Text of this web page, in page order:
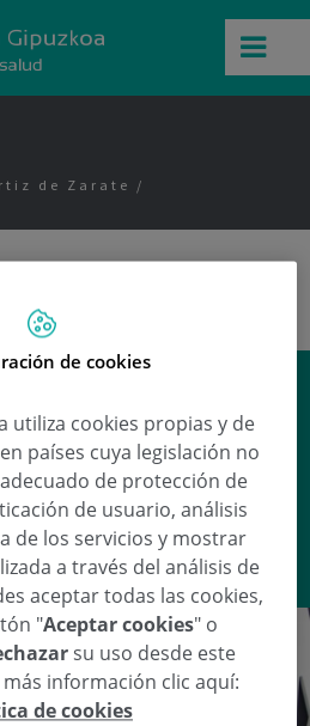
de Zarate
Veraresponde a esta
en nuestra sección de
.
de cookies
utiliza cookies propias y de
países cuya legislación no
de protección de
de usuario, análisis
de los servicios y mostrar
a través del análisis de
aceptar todas las cookies,
"Aceptar cookies" o
su uso desde este
más información clic aquí:
de cookies